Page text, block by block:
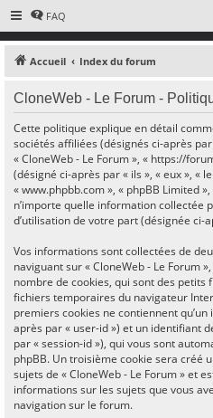
FAQ
Accueil Index du forum
CloneWeb - Le Forum -
Cette politique explique en détail
sociétés affiliées (désignés ci-après par
« CloneWeb - Le Forum », « https://
(désigné ci-après par « ils », « eux », «
« www.phpbb.com », « phpBB Limited
n’importe quelle information collectée
d’utilisation de votre part (désignée ci-
Vos informations sont collectées de
naviguant sur « CloneWeb - Le Forum
nombre de cookies, qui sont des petits
fichiers temporaires du navigateur
premiers cookies ne contiennent
après par « user-id ») et un identifiant
par « session-id »), qui vous sont
phpBB. Un troisième cookie sera créé
sujets de « CloneWeb - Le Forum » et
informations sur les sujets que vous
navigation sur le forum.